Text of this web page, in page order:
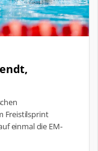
Freistilsprint
einmal die EM-